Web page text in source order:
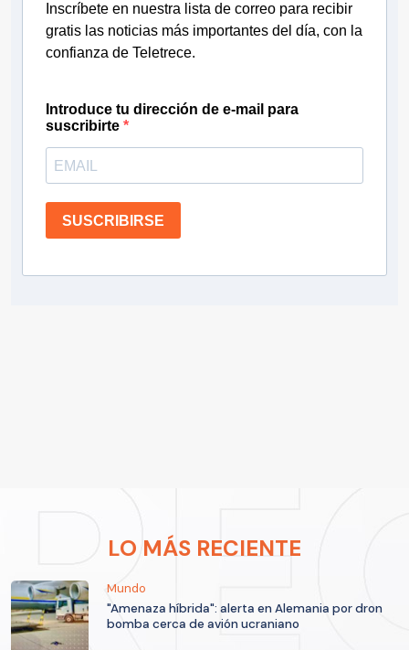
Inscríbete en nuestra lista de correo para recibir
gratis las noticias más importantes del día, con la
confianza de Teletrece.
Introduce tu dirección de e-mail para
suscribirte
SUSCRIBIRSE
LO MÁS RECIENTE
Mundo
"Amenaza híbrida": alerta en Alemania por dron
bomba cerca de avión ucraniano